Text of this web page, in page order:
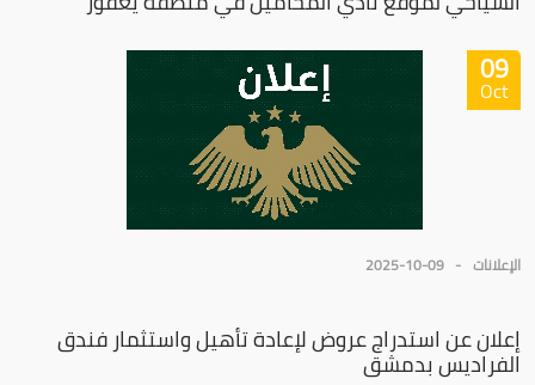
09
Oct
الإعلانات 2025-10-09
إعلان عن استدراج عروض لإعادة تأهيل واستثمار فندق
الفراديس بدمشق